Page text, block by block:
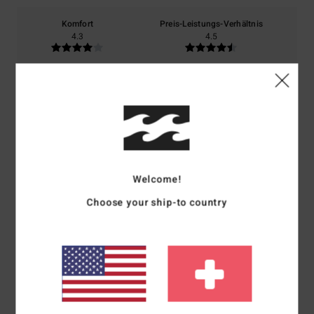
Komfort
4.3
Preis-Leistungs-Verhältnis
4.5
Zu groß
Farbe
5 /5
7. Februar 2026
Verifizierter Kauf
Welcome!
Choose your ship-to country